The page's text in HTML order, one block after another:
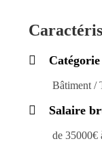
Bâtiment /
Salaire
de 35000€